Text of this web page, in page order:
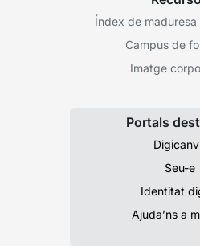
Índex de
Campus de
Imatge
Portals
Seu-e
Identitat
Ajuda’ns a